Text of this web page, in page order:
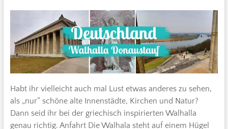
Habt ihr vielleicht auch mal Lust etwas anderes zu sehen,
als „nur“ schöne alte Innenstädte, Kirchen und Natur?
Dann seid ihr bei der griechisch inspirierten Walhalla
genau richtig. Anfahrt Die Walhala steht auf einem Hügel